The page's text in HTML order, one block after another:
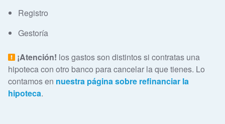
Registro
Gestoría
¡Atención! los gastos son distintos si contratas una
hipoteca con otro banco para cancelar la que tienes. Lo
contamos en nuestra página sobre refinanciar la
hipoteca.